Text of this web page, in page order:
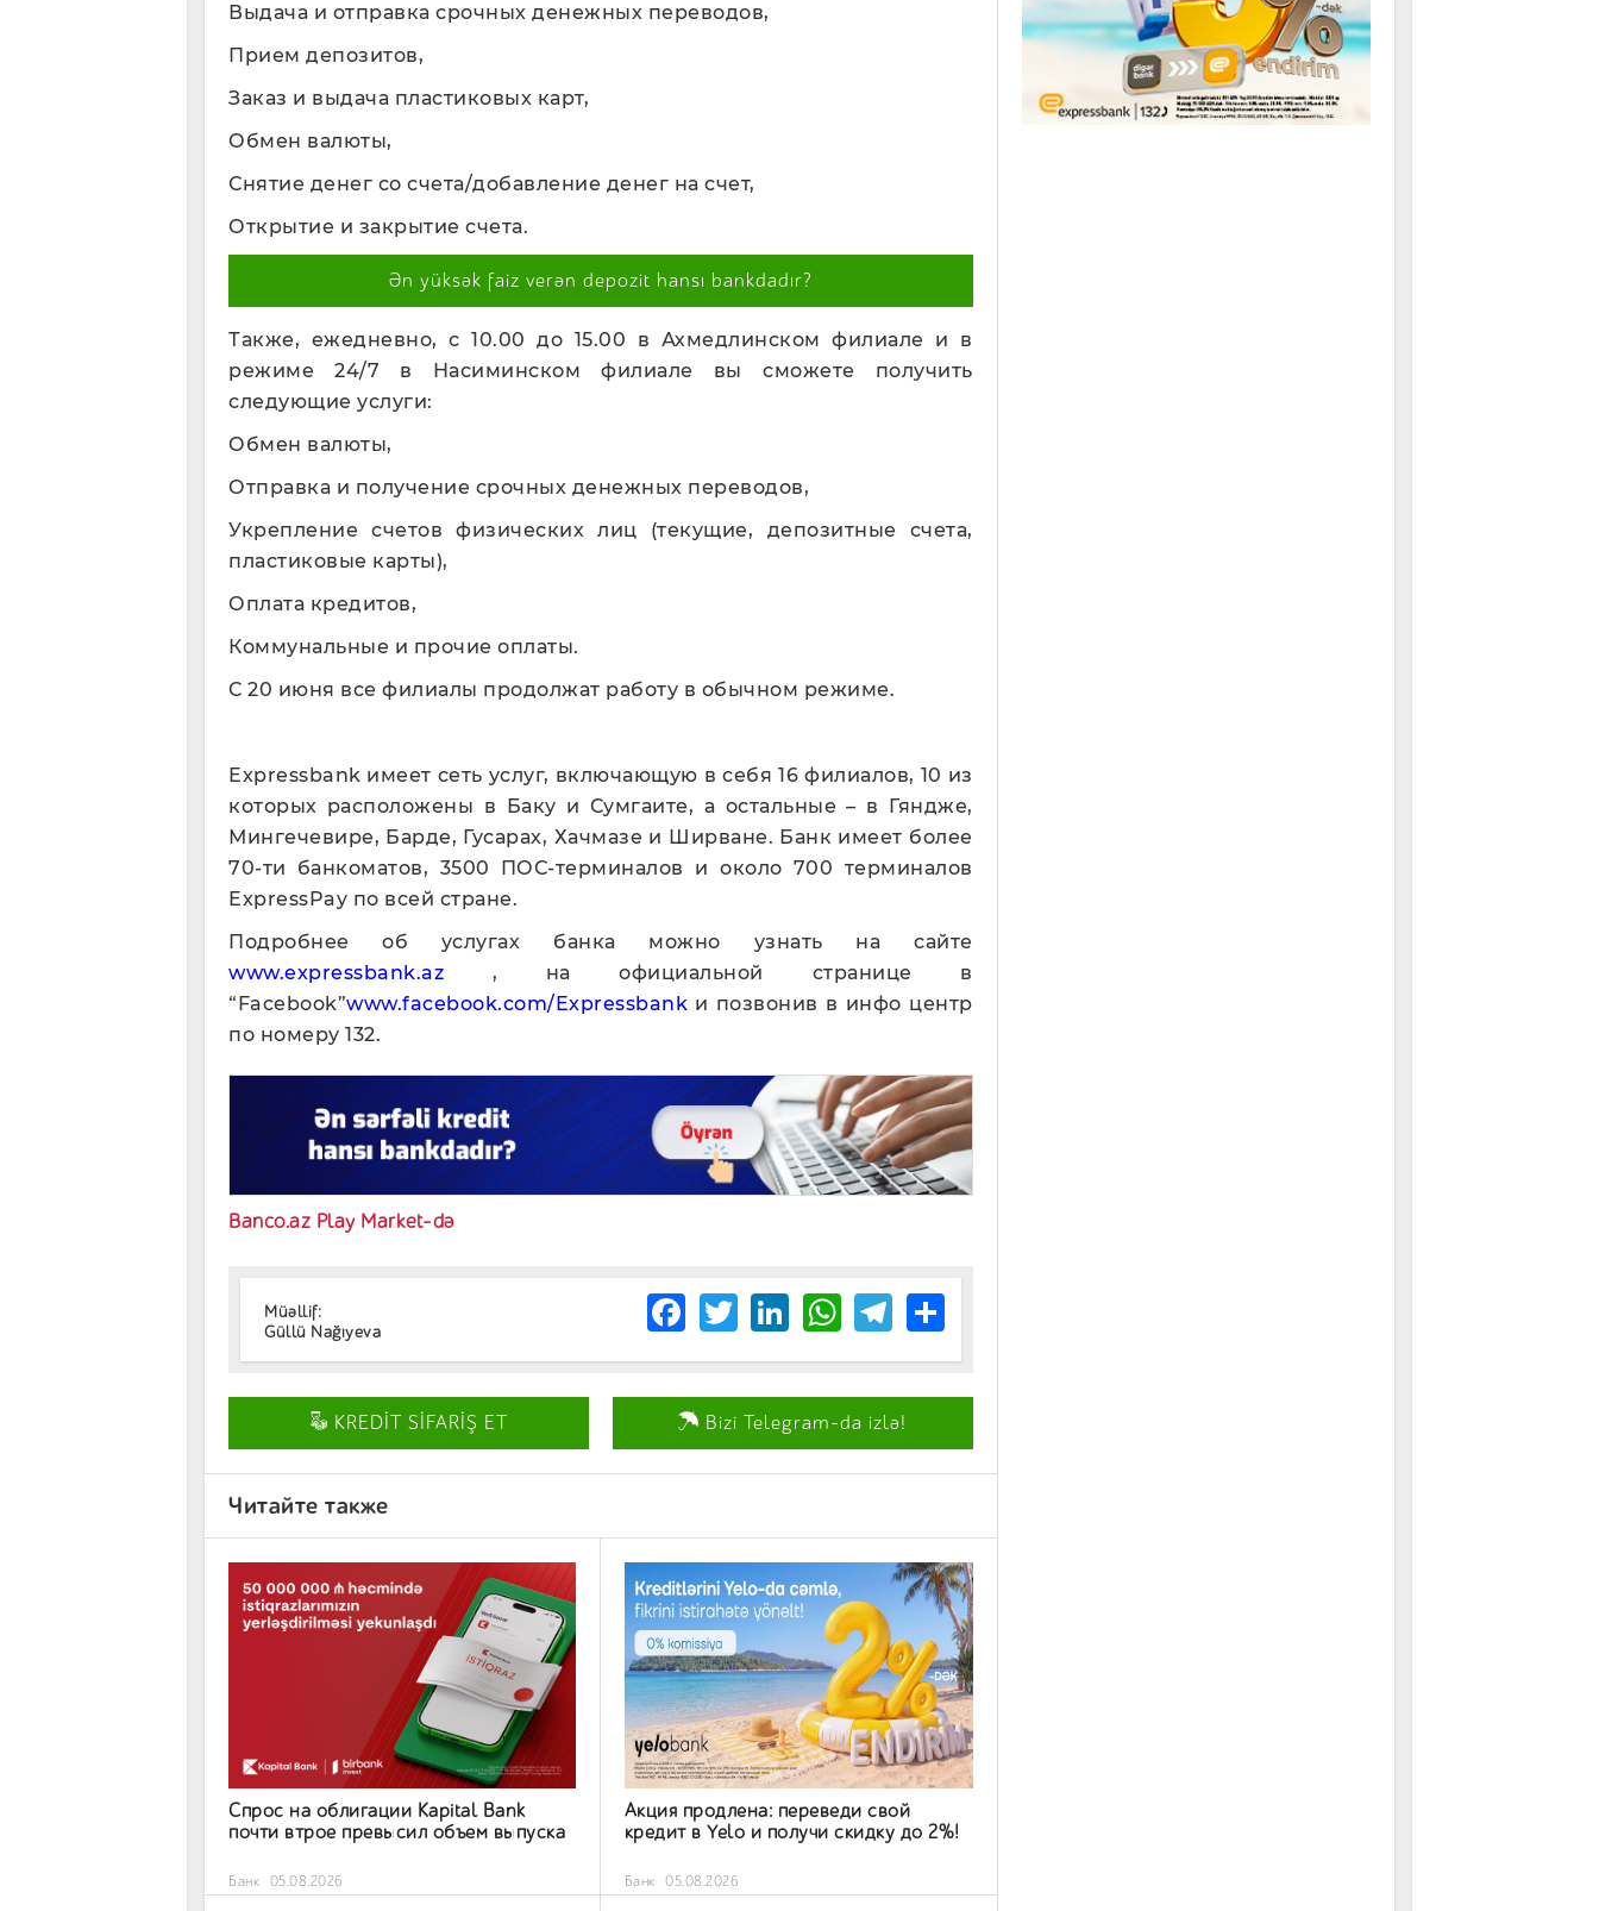
Выдача и отправка срочных денежных переводов,
Прием депозитов,
Заказ и выдача пластиковых карт,
Обмен валюты,
Снятие денег со счета/добавление денег на счет,
Открытие и закрытие счета.
Ən yüksək faiz verən depozit hansı bankdadır?
Также, ежедневно, с 10.00 до 15.00 в Ахмедлинском филиале и в
режиме 24/7 в Насиминском филиале вы сможете получить
следующие услуги:
Обмен валюты,
Отправка и получение срочных денежных переводов,
Укрепление счетов физических лиц (текущие, депозитные счета,
пластиковые карты),
Оплата кредитов,
Коммунальные и прочие оплаты.
С 20 июня все филиалы продолжат работу в обычном режиме.
Expressbank имеет сеть услуг, включающую в себя 16 филиалов, 10 из
которых расположены в Баку и Сумгаите, а остальные – в Гяндже,
Мингечевире, Барде, Гусарах, Хачмазе и Ширване. Банк имеет более
70-ти банкоматов, 3500 ПОС-терминалов и около 700 терминалов
ExpressPay по всей стране.
Подробнее об услугах банка можно узнать на сайте
www.expressbank.az , на официальной странице в
“Facebook”www.facebook.com/Expressbank и позвонив в инфо центр
по номеру 132.
Banco.az Play Market-də
Müəllif:
Güllü Nağıyeva
Facebook
TwitterLinkedIn
WhatsApp
Telegram
Share
KREDİT SİFARİŞ ET Bizi Telegram-da izlə!
Читайте также
Спрос на облигации Kapital Bank
почти втрое превысил объем выпуска
Банк 05.08.2026
Акция продлена: переведи свой
кредит в Yelo и получи скидку до 2%!
Банк 05.08.2026